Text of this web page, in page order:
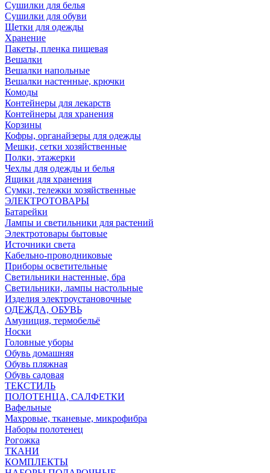
Сушилки для белья
Сушилки для обуви
Щетки для одежды
Хранение
Пакеты, пленка пищевая
Вешалки
Вешалки напольные
Вешалки настенные, крючки
Комоды
Контейнеры для лекарств
Контейнеры для хранения
Корзины
Кофры, органайзеры для одежды
Мешки, сетки хозяйственные
Полки, этажерки
Чехлы для одежды и белья
Ящики для хранения
Сумки, тележки хозяйственные
ЭЛЕКТРОТОВАРЫ
Батарейки
Лампы и светильники для растений
Электротовары бытовые
Источники света
Кабельно-проводниковые
Приборы осветительные
Светильники настенные, бра
Светильники, лампы настольные
Изделия электроустановочные
ОДЕЖДА, ОБУВЬ
Амуниция, термобельё
Носки
Головные уборы
Обувь домашняя
Обувь пляжная
Обувь садовая
ТЕКСТИЛЬ
ПОЛОТЕНЦА, САЛФЕТКИ
Вафельные
Махровые, тканевые, микрофибра
Наборы полотенец
Рогожка
ТКАНИ
КОМПЛЕКТЫ